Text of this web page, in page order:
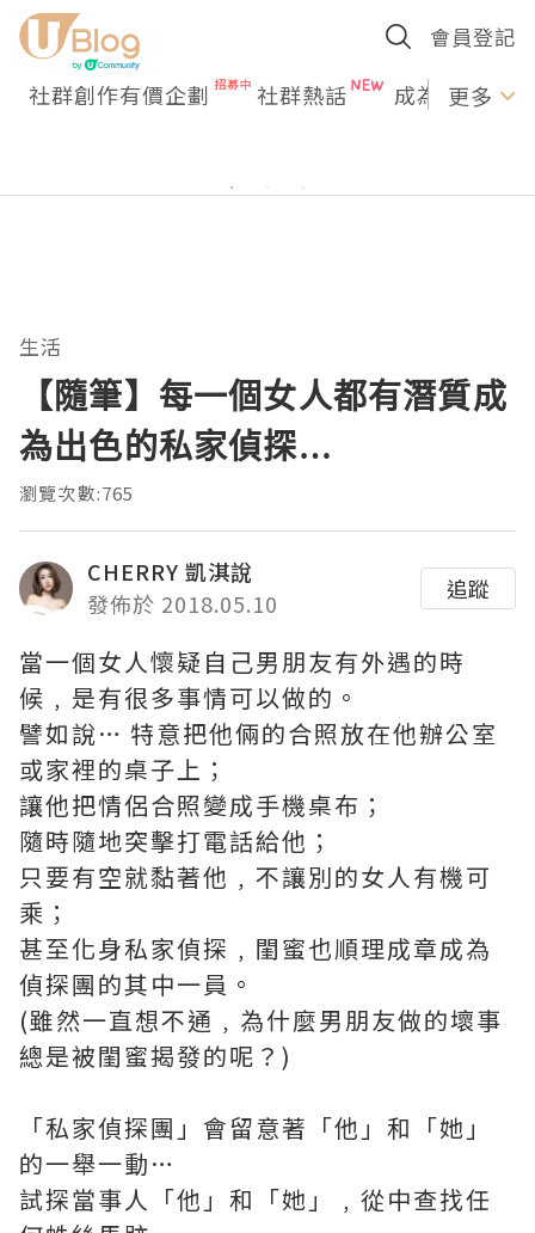
會員登記
社群創作有價企劃 社群熱話 成為U更多
生活
【隨筆】每一個女人都有潛質成
為出色的私家偵探…
瀏覽次數:765
CHERRY 凱淇說
發佈於 2018.05.10
追蹤
當一個女人懷疑自己男朋友有外遇的時
候﹐是有很多事情可以做的。
譬如說… 特意把他倆的合照放在他辦公室
或家裡的桌子上；
讓他把情侶合照變成手機桌布；
隨時隨地突擊打電話給他；
只要有空就黏著他﹐不讓別的女人有機可
乘；
甚至化身私家偵探﹐閨蜜也順理成章成為
偵探團的其中一員。
(雖然一直想不通﹐為什麼男朋友做的壞事
總是被閨蜜揭發的呢？)
「私家偵探團」會留意著「他」和「她」
的一舉一動…
試探當事人「他」和「她」﹐從中查找任